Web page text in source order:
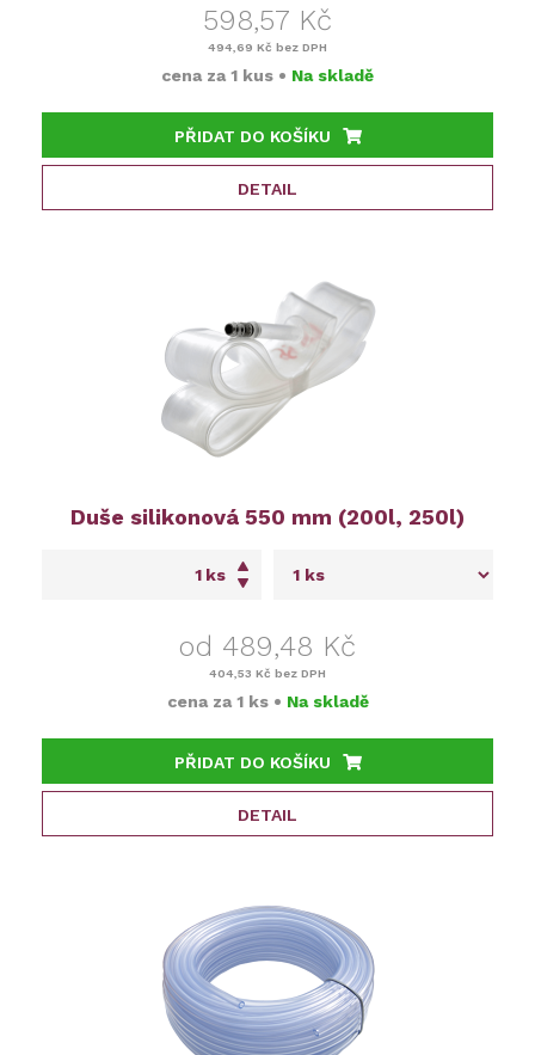
598,57 Kč
494,69 Kč bez DPH
cena za 1 kus • Na skladě
PŘIDAT DO KOŠÍKU
DETAIL
Duše silikonová 550 mm (200l, 250l)
ks
od 489,48 Kč
404,53 Kč bez DPH
cena za 1 ks • Na skladě
PŘIDAT DO KOŠÍKU
DETAIL